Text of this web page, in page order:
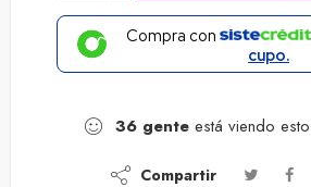
Compra con
cupo.
36 genteestá viendo
Compartir